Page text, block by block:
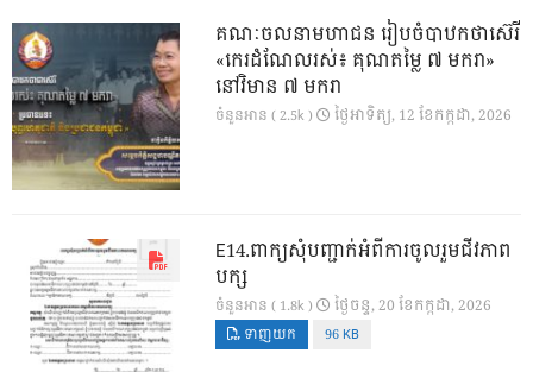
គណៈចលនាមហាជន រៀបចំបាឋកថាស៊េរី
«កេរដំណែលរស់៖ គុណតម្លៃ ៧ មករា»
នៅវិមាន ៧ មករា
ចំនួនអាន ( 2.5k ) ថ្ងៃ​អាទិត្យ, 12 ខែ​កក្កដា, 2026
E14.ពាក្យសុំបញ្ជាក់អំពីការចូលរួមជីវភាព
បក្ស
ចំនួនអាន ( 1.8k ) ថ្ងៃ​ចន្ទ, 20 ខែ​កក្កដា, 2026
ទាញយក 96 KB